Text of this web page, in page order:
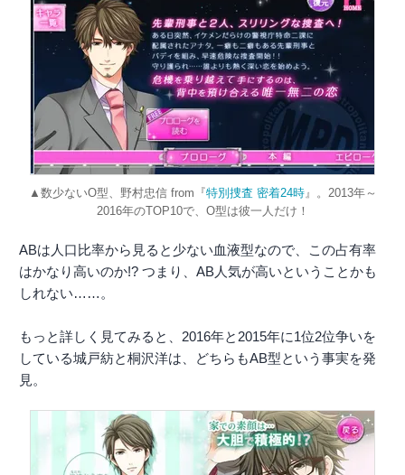
▲数少ないO型、野村忠信 from『特別捜査 密着24時』。2013年～
2016年のTOP10で、O型は彼一人だけ！
ABは人口比率から見ると少ない血液型なので、この占有率
はかなり高いのか!? つまり、AB人気が高いということかも
しれない……。
もっと詳しく見てみると、2016年と2015年に1位2位争いを
している城戸紡と桐沢洋は、どちらもAB型という事実を発
見。